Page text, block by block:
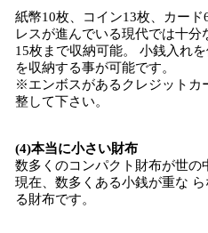
紙幣10枚、コイン13枚、カー
レスが進んでいる現代では十
15枚まで収納可能。 小銭入れ
を収納する事が可能です。
※エンボスがあるクレジットカ
整して下さい。
(4)本当に小さい財布
数多くのコンパクト財布が世の
現在、数多くある小銭が重な
る財布です。